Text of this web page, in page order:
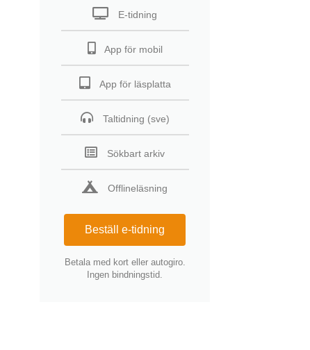
E-tidning
App för mobil
App för läsplatta
Taltidning (sve)
Sökbart arkiv
Offlineläsning
Beställ e-tidning
Betala med kort eller autogiro.
Ingen bindningstid.